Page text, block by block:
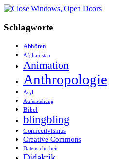
Schlagworte
Abhören
Afghanistan
Animation
Anthropologie
Asyl
Auferstehung
Bibel
blingbling
Connectivismus
Creative Commons
Datensicherheit